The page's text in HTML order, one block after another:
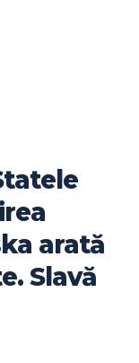
arată
Slavă